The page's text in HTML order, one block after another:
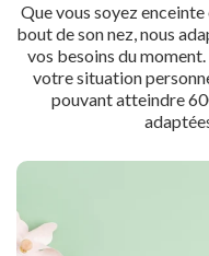
Que vous soyez
bout de son nez, nous
vos besoins du
votre situation
pouvant atteindre